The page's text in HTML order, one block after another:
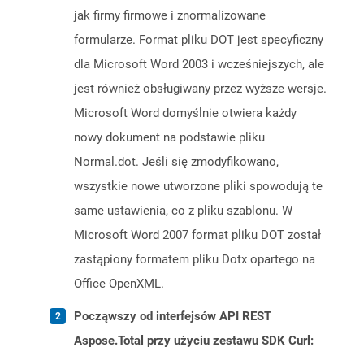
jak firmy firmowe i znormalizowane
formularze. Format pliku DOT jest specyficzny
dla Microsoft Word 2003 i wcześniejszych, ale
jest również obsługiwany przez wyższe wersje.
Microsoft Word domyślnie otwiera każdy
nowy dokument na podstawie pliku
Normal.dot. Jeśli się zmodyfikowano,
wszystkie nowe utworzone pliki spowodują te
same ustawienia, co z pliku szablonu. W
Microsoft Word 2007 format pliku DOT został
zastąpiony formatem pliku Dotx opartego na
Office OpenXML.
Począwszy od interfejsów API REST
Aspose.Total przy użyciu zestawu SDK Curl: